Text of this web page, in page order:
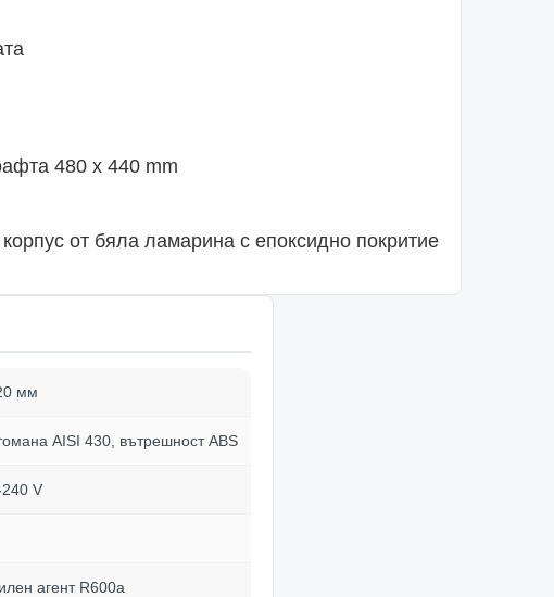
480 x 440 mm
от бяла ламарина с епоксидно покритие
мм
AISI 430, вътрешност ABS
V
агент R600a